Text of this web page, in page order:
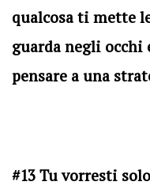
qualcosa ti mette
guarda negli occhi
pensare a una
#13 Tu vorresti